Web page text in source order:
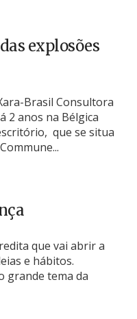
explosões
Brasil Consultora
2 anos na Bélgica
que se situa
que vai abrir a
e hábitos.
grande tema da